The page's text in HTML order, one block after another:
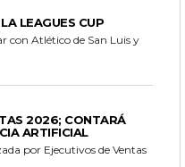
LEAGUES CUP
con Atlético de San Luis y
2026; CONTARÁ
ARTIFICIAL
por Ejecutivos de Ventas